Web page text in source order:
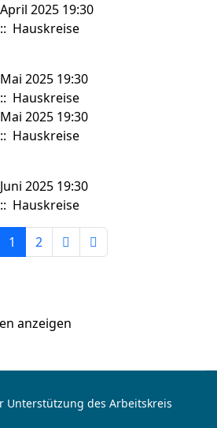
2025 19:30
:: Hauskreise
2025 19:30
:: Hauskreise
2025 19:30
:: Hauskreise
2025 19:30
:: Hauskreise
1 2
anzeigen
des Arbeitskreis